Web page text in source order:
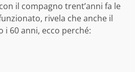
il compagno trent’anni fa le
rivela che anche il
i 60 anni, ecco perché: